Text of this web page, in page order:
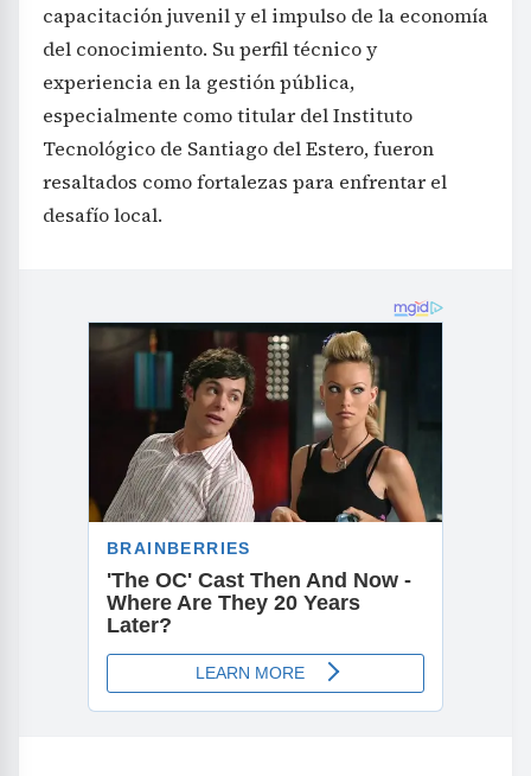
capacitación juvenil y el impulso de la economía
del conocimiento. Su perfil técnico y
experiencia en la gestión pública,
especialmente como titular del Instituto
Tecnológico de Santiago del Estero, fueron
resaltados como fortalezas para enfrentar el
desafío local.